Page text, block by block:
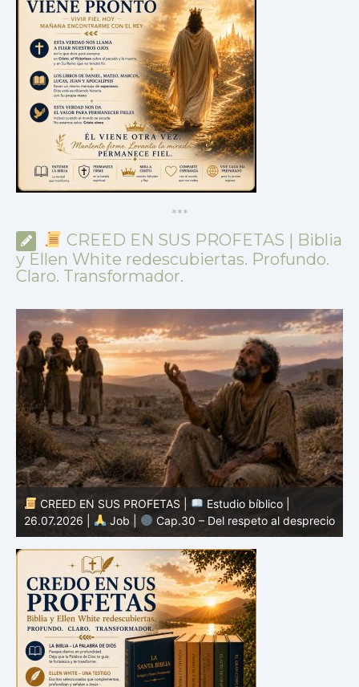
***
CREED EN SUS PROFETAS | Biblia
y Ellen White redescubiertas. Profundo.
Claro. Transformador.
CREED EN SUS PROFETAS |
Estudio bíblico |
25.07.2026 |
Job |
Cap.29 – El recuerdo de tiempos
mejores